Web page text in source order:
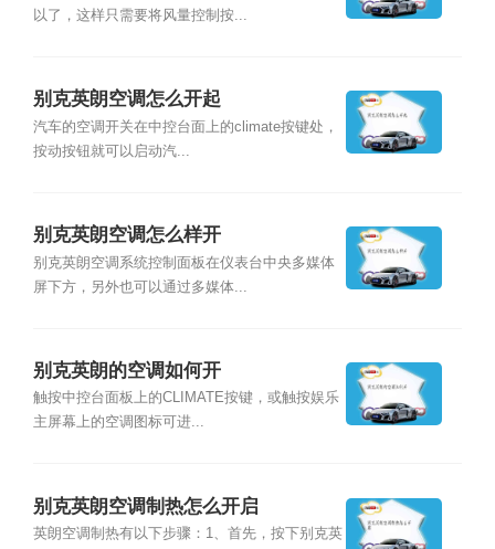
以了，这样只需要将风量控制按...
别克英朗空调怎么开起
汽车的空调开关在中控台面上的climate按键处，
按动按钮就可以启动汽...
别克英朗空调怎么样开
别克英朗空调系统控制面板在仪表台中央多媒体
屏下方，另外也可以通过多媒体...
别克英朗的空调如何开
触按中控台面板上的CLIMATE按键，或触按娱乐
主屏幕上的空调图标可进...
别克英朗空调制热怎么开启
英朗空调制热有以下步骤：1、首先，按下别克英